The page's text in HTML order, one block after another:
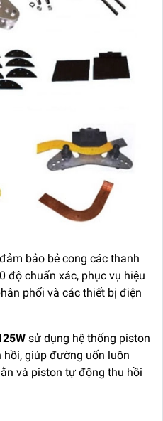
đảm bảo bẻ cong các thanh
độ chuẩn xác, phục vụ hiệu
phối và các thiết bị điện
sử dụng hệ thống piston
giúp đường uốn luôn
và piston tự động thu hồi